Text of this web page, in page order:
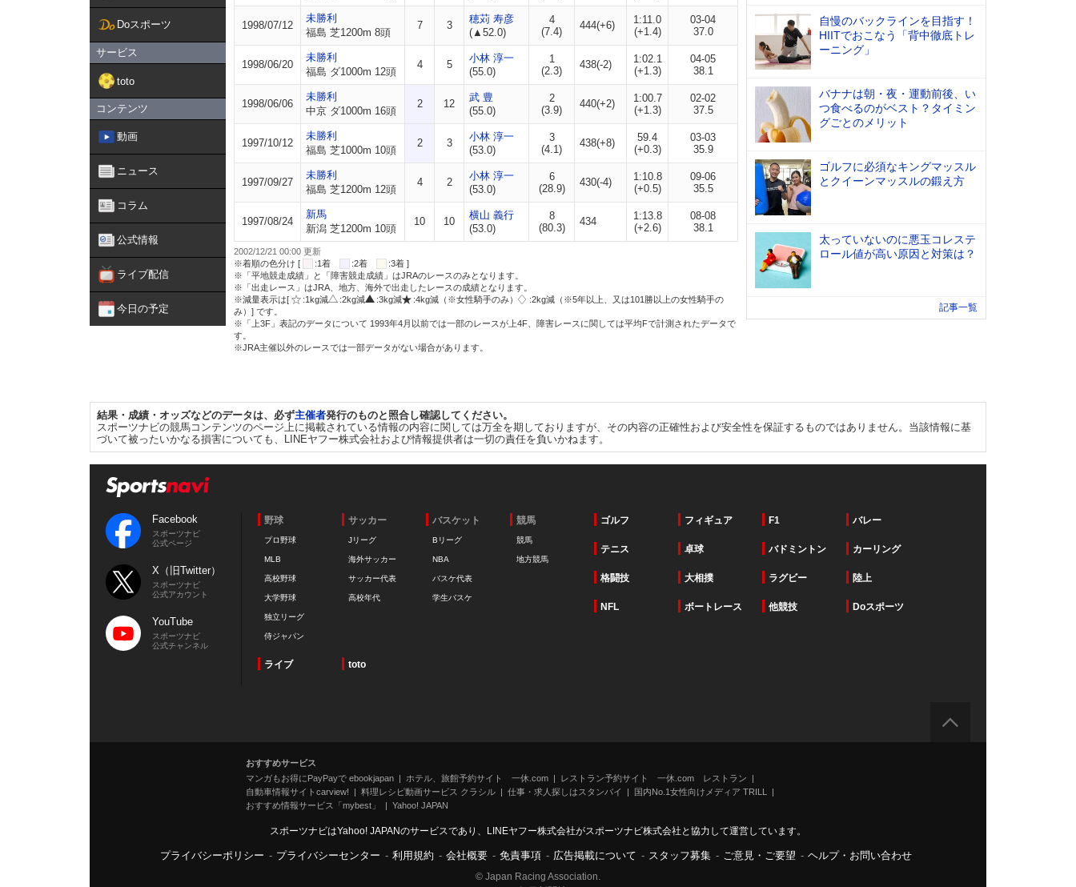
Doスポーツ
サービス
toto
コンテンツ
動画
ニュース
コラム
公式情報
ライブ配信
今日の予定
1998/07/12
未勝利
福島 芝1200m 8頭
7 3
穂苅 寿彦
(▲52.0)
4
(7.4)
444(+6)
1:11.0
(+1.4)
03-04
37.0
1998/06/20
未勝利
福島 ダ1000m 12頭
4 5
小林 淳一
(55.0)
1
(2.3)
438(-2)
1:02.1
(+1.3)
04-05
38.1
1998/06/06
未勝利
中京 ダ1000m 16頭
2 12
武 豊
(55.0)
2
(3.9)
440(+2)
1:00.7
(+1.3)
02-02
37.5
1997/10/12
未勝利
福島 芝1000m 10頭
2 3
小林 淳一
(53.0)
3
(4.1)
438(+8)
59.4
(+0.3)
03-03
35.9
1997/09/27
未勝利
福島 芝1200m 12頭
4 2
小林 淳一
(53.0)
6
(28.9)
430(-4)
1:10.8
(+0.5)
09-06
35.5
1997/08/24
新馬
新潟 芝1200m 10頭
10 10
横山 義行
(53.0)
8
(80.3)
434
1:13.8
(+2.6)
08-08
38.1
2002/12/21 00:00 更新
※着順の色分け [
:1着 :2着
:3着 ]
※「平地競走成績」と「障害競走成績」はJRAのレースのみとなります。
※「出走レース」はJRA、地方、海外で出走したレースの成績となります。
※減量表示は[
:1kg減 :2kg減 :3kg減 :4kg減（※女性騎手のみ）
:2kg減（※5年以上、又は101勝以上の女性騎手の
み）] です。
※「上3F」表記のデータについて 1993年4月以前では一部のレースが上4F、障害レースに関しては平均Fで計測されたデータで
す。
※JRA主催以外のレースでは一部データがない場合があります。
自慢のバックラインを目指す！
HIITでおこなう「背中徹底トレ
ーニング」
バナナは朝・夜・運動前後、い
つ食べるのがベスト？タイミン
グごとのメリット
ゴルフに必須なキングマッスル
とクイーンマッスルの鍛え方
太っていないのに悪玉コレステ
ロール値が高い原因と対策は？
記事一覧
結果・成績・オッズなどのデータは、必ず主催者発行のものと照合し確認してください。
スポーツナビの競馬コンテンツのページ上に掲載されている情報の内容に関しては万全を期しておりますが、その内容の正確性および安全性を保証するものではありません。当該情報に基
づいて被ったいかなる損害についても、LINEヤフー株式会社および情報提供者は一切の責任を負いかねます。
Facebook
スポーツナビ
公式ページ
X（旧Twitter）
スポーツナビ
公式アカウント
YouTube
スポーツナビ
公式チャンネル
野球
プロ野球
MLB
高校野球
大学野球
独立リーグ
侍ジャパン
サッカー
Jリーグ
海外サッカー
サッカー代表
高校年代
バスケット
Bリーグ
NBA
バスケ代表
学生バスケ
競馬
競馬
地方競馬
ゴルフ フィギュア F1 バレー
テニス 卓球 バドミントン カーリング
格闘技 大相撲 ラグビー 陸上
NFL ボートレース 他競技 Doスポーツ
ライブ toto
おすすめサービス
マンガもお得にPayPayで ebookjapan
ホテル、旅館予約サイト 一休.com
レストラン予約サイト 一休.com レストラン
自動車情報サイトcarview!
料理レシピ動画サービス クラシル 仕事・求人探しはスタンバイ
国内No.1女性向けメディア TRILL
おすすめ情報サービス「mybest」
Yahoo! JAPAN
スポーツナビはYahoo! JAPANのサービスであり、LINEヤフー株式会社がスポーツナビ株式会社と協力して運営しています。
プライバシーポリシー - プライバシーセンター - 利用規約 - 会社概要 - 免責事項 - 広告掲載について - スタッフ募集 - ご意見・ご要望 - ヘルプ・お問い合わせ
© Japan Racing Association.